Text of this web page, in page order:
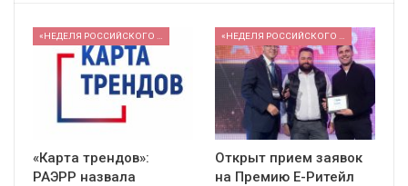
«НЕДЕЛЯ РОССИЙСКОГО РИТЕЙЛА» 2026
«Карта трендов»:
РАЭРР назвала
«НЕДЕЛЯ РОССИЙСКОГО РИТЕЙЛА» 2026
Открыт прием заявок
на Премию Е-Ритейл